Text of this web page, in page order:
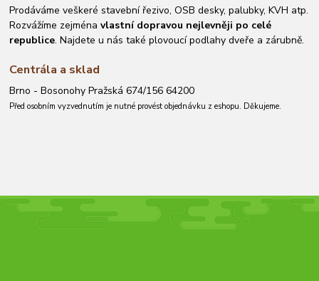
Prodáváme veškeré stavební řezivo, OSB desky, palubky, KVH atp.
Rozvážíme zejménavlastní dopravou nejlevněji po celé
republice. Najdete u nás také plovoucí podlahy dveře a zárubně.
Centrála a sklad
Brno - Bosonohy Pražská 674/156 64200
Před osobním vyzvednutím je nutné provést objednávku z eshopu. Děkujeme.